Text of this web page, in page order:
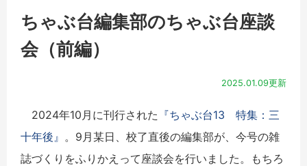
ちゃぶ台編集部のちゃぶ台座談
会（前編）
2025.01.09更新
2024年10月に刊行された 『ちゃぶ台13 特集：三
十年後』 。9月某日、校了直後の編集部が、今号の雑
誌づくりをふりかえって座談会を行いました。もちろ